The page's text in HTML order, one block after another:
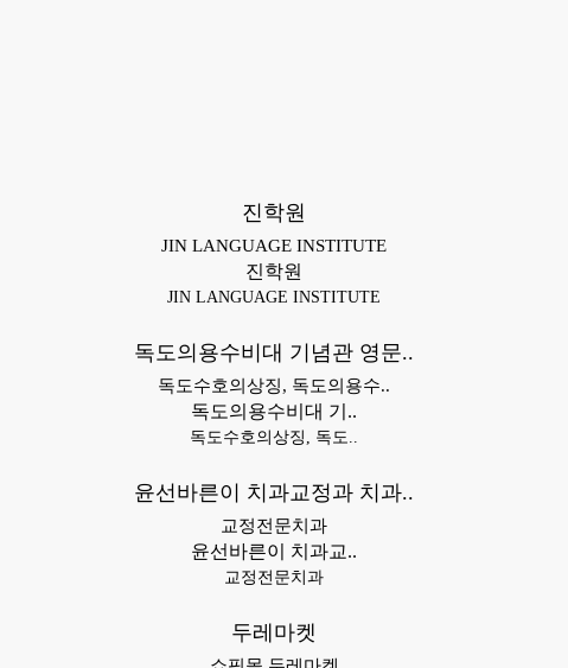
진학원
JIN LANGUAGE INSTITUTE
진학원
JIN LANGUAGE INSTITUTE
독도의용수비대 기념관 영문..
독도수호의상징, 독도의용수..
독도의용수비대 기..
독도수호의상징, 독도..
윤선바른이 치과교정과 치과..
교정전문치과
윤선바른이 치과교..
교정전문치과
두레마켓